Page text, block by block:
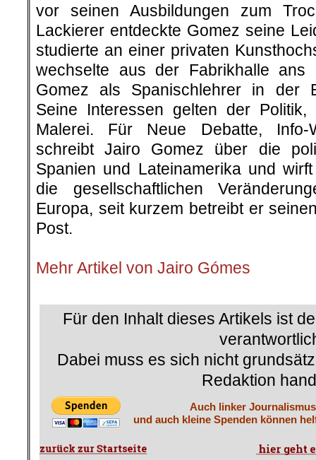
vor seinen Ausbildungen zum
Lackierer entdeckte Gomez seine
studierte an einer privaten
wechselte aus der Fabrikhalle
Gomez als Spanischlehrer in der
Seine Interessen gelten der Politik,
Malerei. Für Neue Debatte, Info-
schreibt Jairo Gomez über die
Spanien und Lateinamerika und
die gesellschaftlichen
Europa, seit kurzem betreibt er
Post.
Mehr Artikel von Jairo Gómes
Für den Inhalt dieses Artikels ist
Dabei muss es sich nicht
Redaktion
Auch linker
und auch kleine Spenden können